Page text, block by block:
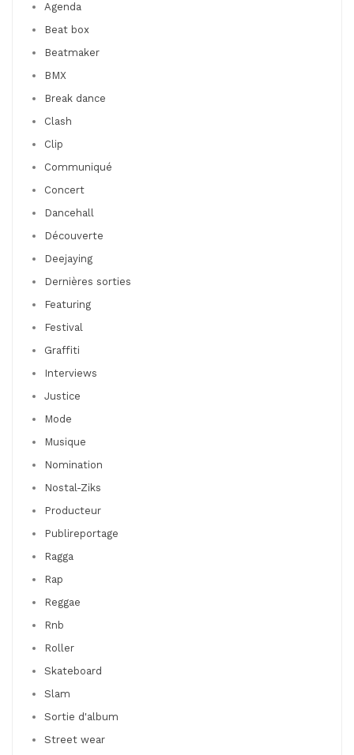
Agenda
Beat box
Beatmaker
BMX
Break dance
Clash
Clip
Communiqué
Concert
Dancehall
Découverte
Deejaying
Dernières sorties
Featuring
Festival
Graffiti
Interviews
Justice
Mode
Musique
Nomination
Nostal-Ziks
Producteur
Publireportage
Ragga
Rap
Reggae
Rnb
Roller
Skateboard
Slam
Sortie d'album
Street wear